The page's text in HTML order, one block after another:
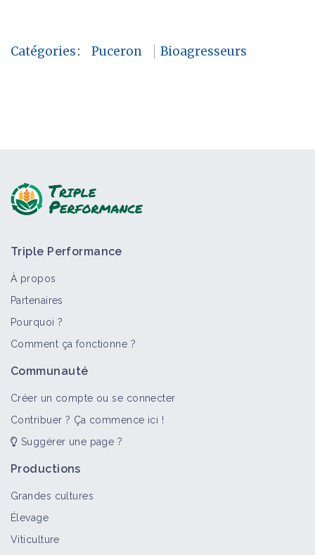
Catégories: Puceron Bioagresseurs
Triple Performance
À propos
Partenaires
Pourquoi ?
Comment ça fonctionne ?
Communauté
Créer un compte ou se connecter
Contribuer ? Ça commence ici !
Suggérer une page ?
Productions
Grandes cultures
Élevage
Viticulture